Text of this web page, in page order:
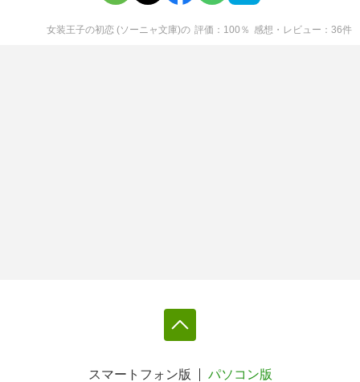
女装王子の初恋 (ソーニャ文庫)の 評価 100 ％ 感想・レビュー 36件
スマートフォン版 パソコン版